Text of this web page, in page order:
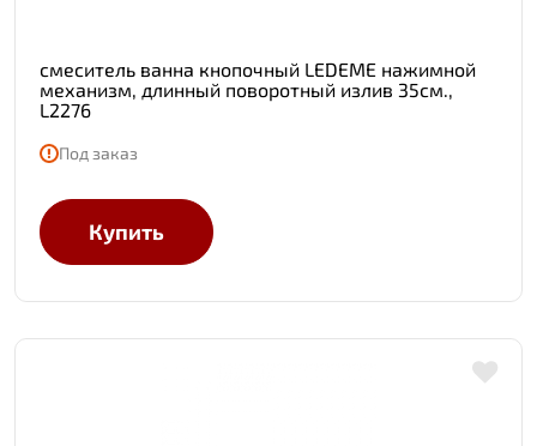
смеситель ванна кнопочный LEDEME нажимной
механизм, длинный поворотный излив 35см.,
L2276
Под заказ
Купить